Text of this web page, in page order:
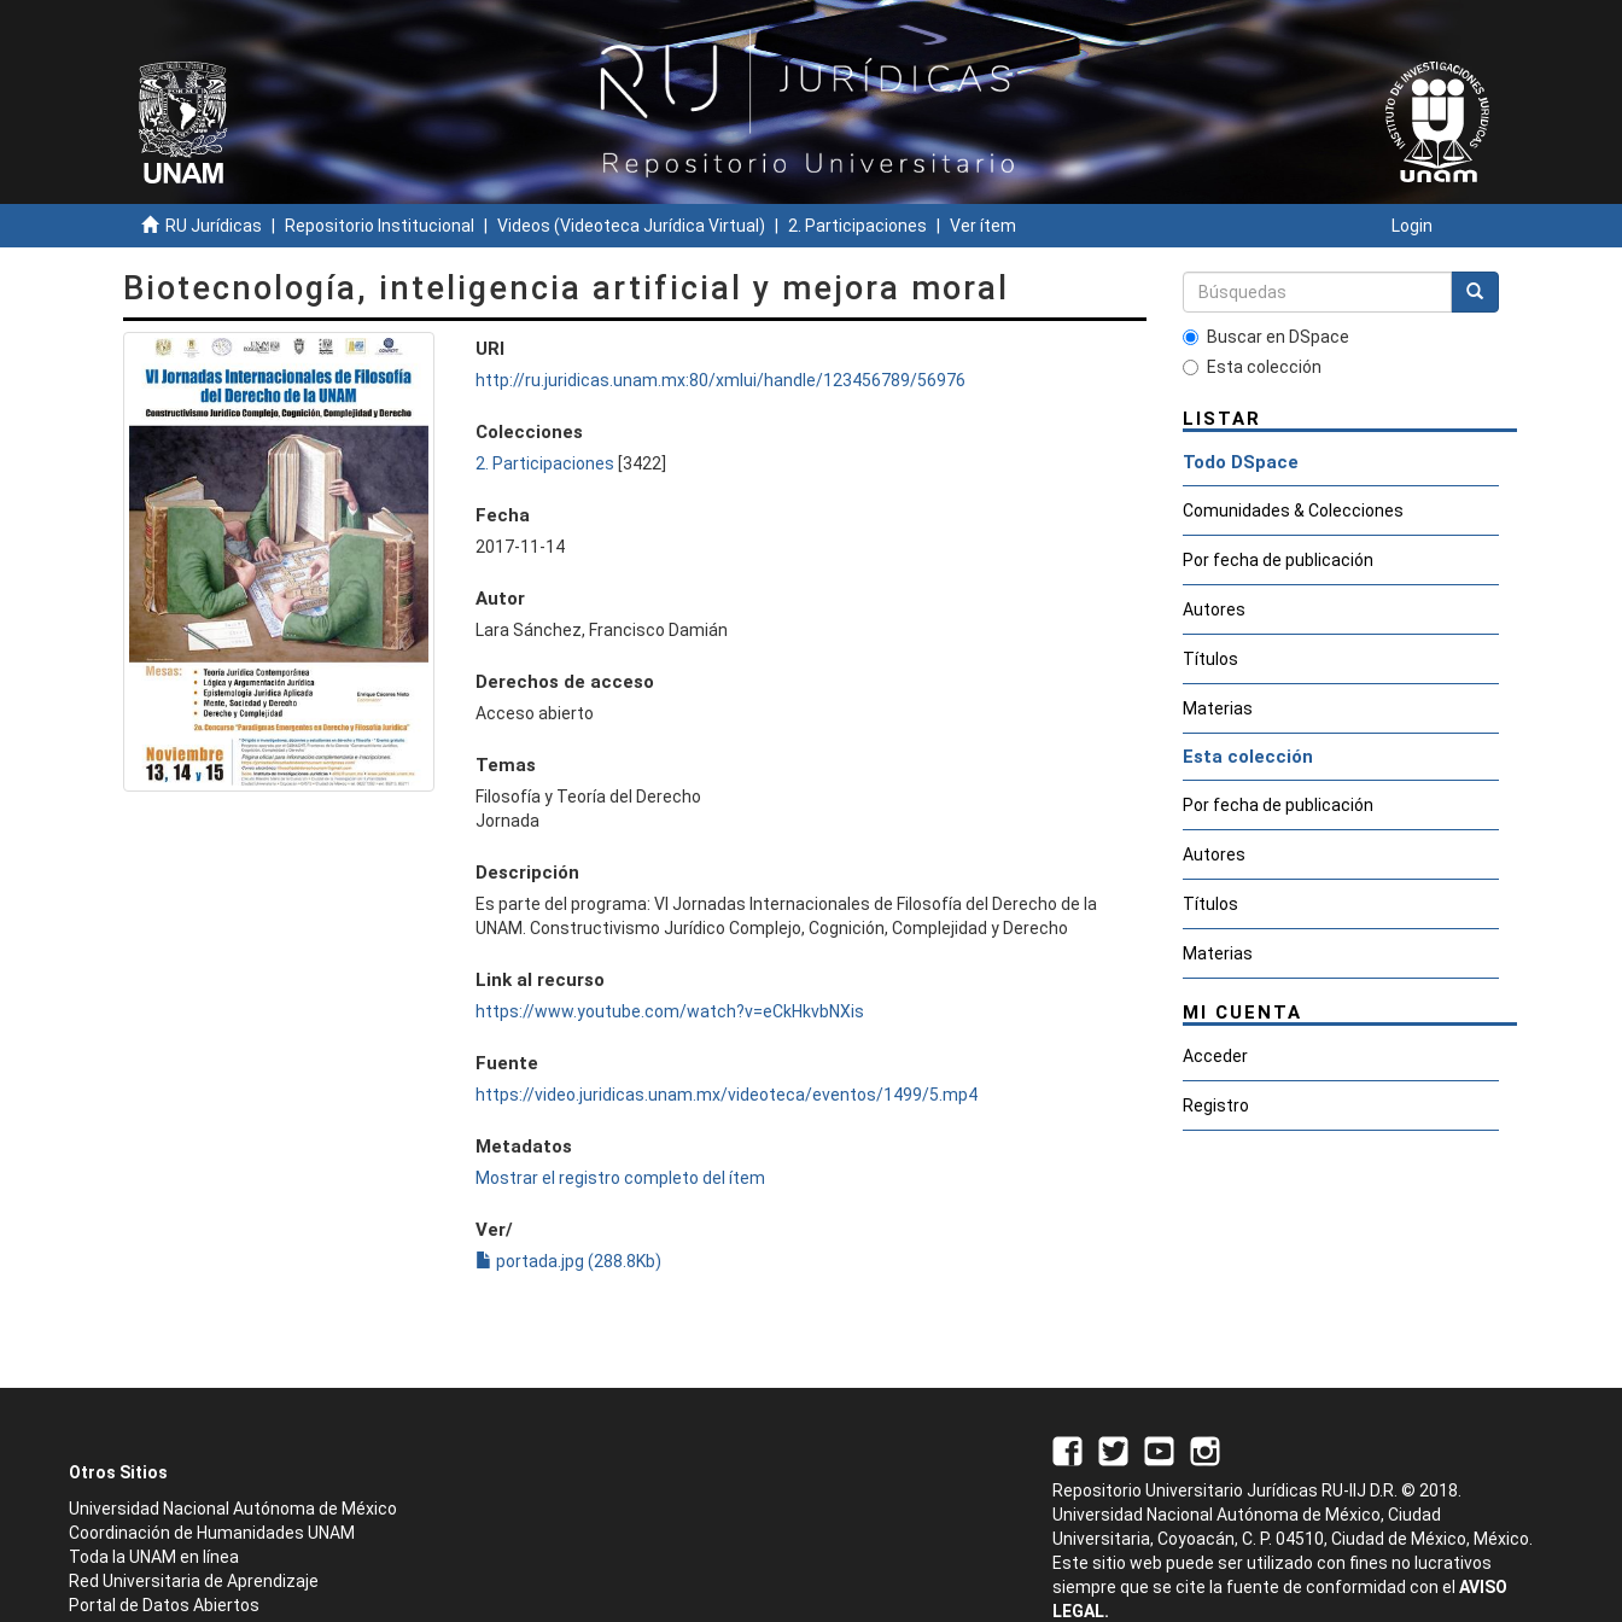
RU Jurídicas Repositorio Institucional Videos (Videoteca Jurídica Virtual) 2. Participaciones Ver ítem Login
Biotecnología, inteligencia artificial y mejora moral
URI
http://ru.juridicas.unam.mx:80/xmlui/handle/123456789/56976
Colecciones
2. Participaciones [3422]
Fecha
2017-11-14
Autor
Lara Sánchez, Francisco Damián
Derechos de acceso
Acceso abierto
Temas
Filosofía y Teoría del Derecho
Jornada
Descripción
Es parte del programa: VI Jornadas Internacionales de Filosofía del Derecho de la
UNAM. Constructivismo Jurídico Complejo, Cognición, Complejidad y Derecho
Link al recurso
https://www.youtube.com/watch?v=eCkHkvbNXis
Fuente
https://video.juridicas.unam.mx/videoteca/eventos/1499/5.mp4
Metadatos
Mostrar el registro completo del ítem
Ver/
portada.jpg (288.8Kb)
Buscar en DSpace
Esta colección
LISTAR
Todo DSpace
Comunidades & Colecciones
Por fecha de publicación
Autores
Títulos
Materias
Esta colección
Por fecha de publicación
Autores
Títulos
Materias
MI CUENTA
Acceder
Registro
Otros Sitios
Universidad Nacional Autónoma de México
Coordinación de Humanidades UNAM
Toda la UNAM en línea
Red Universitaria de Aprendizaje
Portal de Datos Abiertos
Repositorio Universitario Jurídicas RU-IIJ D.R. © 2018.
Universidad Nacional Autónoma de México, Ciudad
Universitaria, Coyoacán, C. P. 04510, Ciudad de México, México.
Este sitio web puede ser utilizado con fines no lucrativos
siempre que se cite la fuente de conformidad con el AVISO
LEGAL.